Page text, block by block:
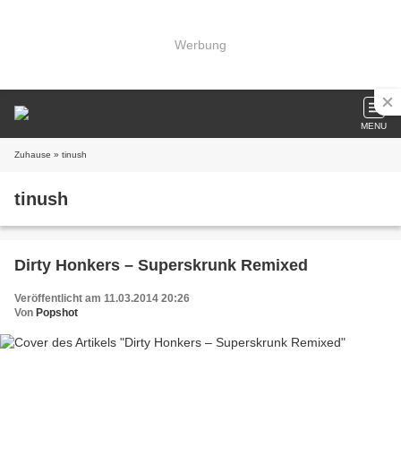
Werbung
MENU
Zuhause » tinush
tinush
Dirty Honkers – Superskrunk Remixed
Veröffentlicht am 11.03.2014 20:26
Von Popshot